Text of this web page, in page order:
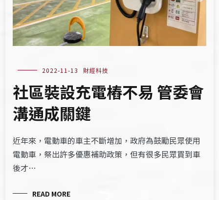
2022-11-13 財經科技
社區裝設充電樁不易 管委會
溝通成關鍵
近年來，電動車的車主不斷增加，政府為鼓勵民眾使用
電動車，祭出許多優惠補助政策，但有很多民眾買到車
後才…
READ MORE